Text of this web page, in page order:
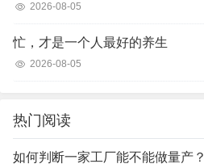
2026-08-05
忙，才是一个人最好的养生
2026-08-05
热门阅读
如何判断一家工厂能不能做量产？